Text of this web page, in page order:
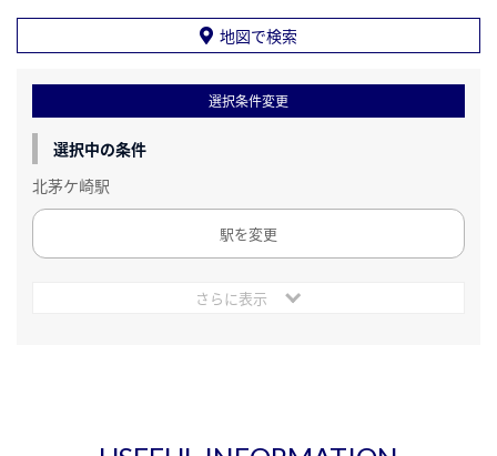
地図で検索
選択条件変更
選択中の条件
北茅ケ崎駅
駅を変更
さらに表示